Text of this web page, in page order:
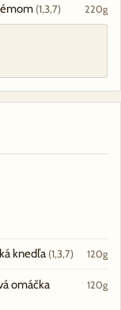
(1,3,7) 220g
knedľa (1,3,7) 120g
omáčka 120g